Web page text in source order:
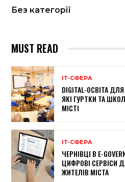
Без категорії
MUST READ
ІТ-СФЕРА
DIGITAL-ОСВІТА
ЯКІ ГУРТКИ ТА
МІСТІ
ІТ-СФЕРА
ЧЕРНІВЦІ В E-
ЦИФРОВІ СЕРВІСИ
ЖИТЕЛІВ МІСТА